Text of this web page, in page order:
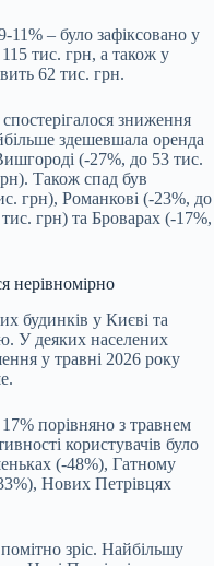
11% – було зафіксовано у
115 тис. грн, а також у
62 тис. грн.
зниження
здешевшала оренда
(-27%, до 53 тис.
Також спад був
грн), Романкові (-23%, до
грн) та Броварах (-17%,
нерівномірно
будинків у Києві та
У деяких населених
у травні 2026 року
порівняно з травнем
користувачів було
(-48%), Гатному
Нових Петрівцях
зріс. Найбільшу